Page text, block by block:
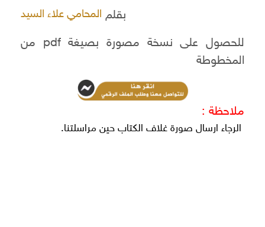
بقلمالمحامي علاء السيد
للحصول على نسخة مصورة بصيغة pdf من
المخطوطة
ملاحظة :
الرجاء ارسال صورة غلاف الكتاب حين مراسلتنا.